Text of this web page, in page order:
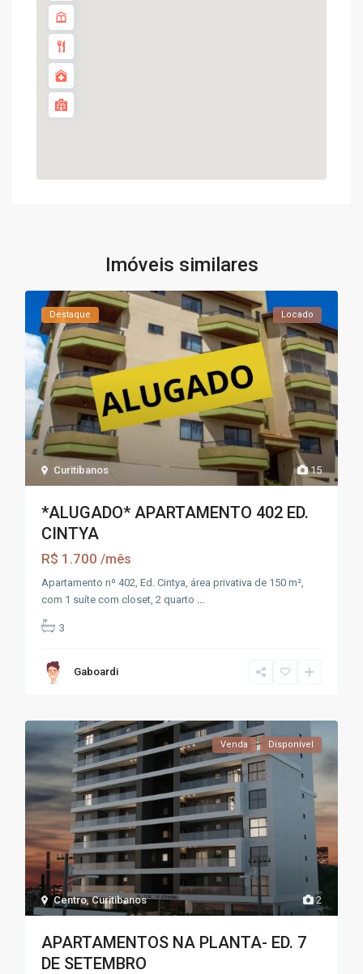
Imóveis similares
15
Curitibanos
Destaque Locado
*ALUGADO* APARTAMENTO 402 ED.
CINTYA
R$ 1.700 /mês
Apartamento nº 402, Ed. Cintya, área privativa de 150 m²,
com 1 suíte com closet, 2 quarto
3
Gaboardi
2
Centro,Curitibanos
Venda Disponível
APARTAMENTOS NA PLANTA- ED. 7
DE SETEMBRO